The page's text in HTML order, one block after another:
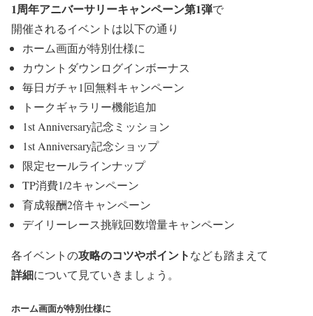
1周年アニバーサリーキャンペーン第1弾で
開催されるイベントは以下の通り
ホーム画面が特別仕様に
カウントダウンログインボーナス
毎日ガチャ1回無料キャンペーン
トークギャラリー機能追加
1st Anniversary記念ミッション
1st Anniversary記念ショップ
限定セールラインナップ
TP消費1/2キャンペーン
育成報酬2倍キャンペーン
デイリーレース挑戦回数増量キャンペーン
各イベントの攻略のコツやポイントなども踏まえて
詳細について見ていきましょう。
ホーム画面が特別仕様に